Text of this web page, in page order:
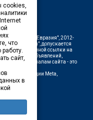
ООО "ТРК "Евразия" , 2012-
сайте
"Ntsk.ru" , допускается
активной ссылки на
содержание объявлений,
к материалам сайта - это
корпорации Meta,
cookies,
что
работу.
сайт,
в